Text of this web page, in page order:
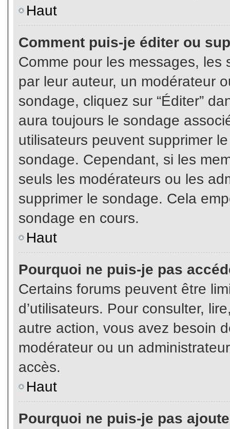
Haut
Comment puis-je éditer ou
Comme pour les messages,
par leur auteur, un modérateur
sondage, cliquez sur “Éditer”
aura toujours le sondage
utilisateurs peuvent supprimer
sondage. Cependant, si les
seuls les modérateurs ou les
supprimer le sondage. Cela
sondage en cours.
Haut
Pourquoi ne puis-je pas
Certains forums peuvent être
d’utilisateurs. Pour consulter,
autre action, vous avez besoin
modérateur ou un
accès.
Haut
Pourquoi ne puis-je pas